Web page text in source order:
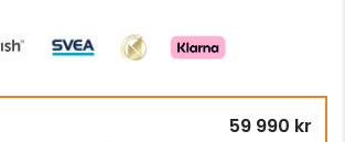
59 990 kr